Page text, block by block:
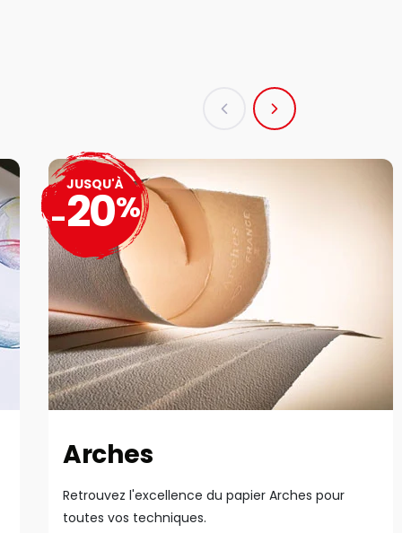
Arches
Retrouvez l'excellence du papier Arches pour
toutes vos techniques.
JUSQU'À
-20%